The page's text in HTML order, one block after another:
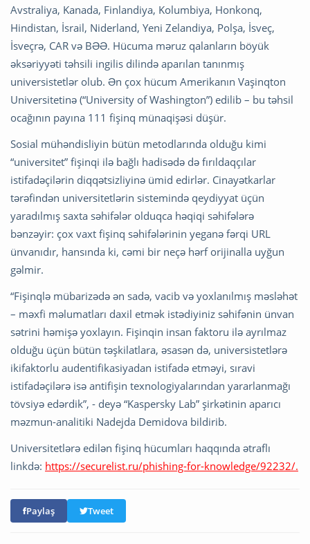
Avstraliya, Kanada, Finlandiya, Kolumbiya, Honkonq,
Hindistan, İsrail, Niderland, Yeni Zelandiya, Polşa, İsveç,
İsveçrə, CAR və BƏƏ. Hücuma məruz qalanların böyük
əksəriyyəti təhsili ingilis dilində aparılan tanınmış
universistetlər olub. Ən çox hücum Amerikanın Vaşinqton
Universitetinə (“University of Washington”) edilib – bu təhsil
ocağının payına 111 fişinq münaqişəsi düşür.
Sosial mühəndisliyin bütün metodlarında olduğu kimi
“universitet” fişinqi ilə bağlı hadisədə də fırıldaqçılar
istifadəçilərin diqqətsizliyinə ümid edirlər. Cinayətkarlar
tərəfindən universitetlərin sistemində qeydiyyat üçün
yaradılmış saxta səhifələr olduqca həqiqi səhifələrə
bənzəyir: çox vaxt fişinq səhifələrinin yeganə fərqi URL
ünvanıdır, hansında ki, cəmi bir neçə hərf orijinalla uyğun
gəlmir.
“Fişinqlə mübarizədə ən sadə, vacib və yoxlanılmış məsləhət
– məxfi məlumatları daxil etmək istədiyiniz səhifənin ünvan
sətrini həmişə yoxlayın. Fişinqin insan faktoru ilə ayrılmaz
olduğu üçün bütün təşkilatlara, əsasən də, universistetlərə
ikifaktorlu audentifikasiyadan istifadə etməyi, sıravi
istifadəçilərə isə antifişin texnologiyalarından yararlanmağı
tövsiyə edərdik”, - deyə “Kaspersky Lab” şirkətinin aparıcı
məzmun-analitiki Nadejda Demidova bildirib.
Universitetlərə edilən fişinq hücumları haqqında ətraflı
linkdə: https://securelist.ru/phishing-for-knowledge/92232/.
Paylaş Tweet